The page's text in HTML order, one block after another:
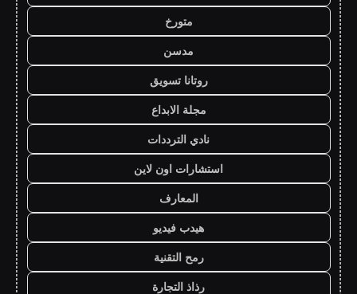
متورخ
مدسن
روتانا تسويق
مجلة الابداع
نادي الترددات
استشارات اون لاين
المعارف
هيدب فيديو
رمح التقنية
رذاذ التجارة